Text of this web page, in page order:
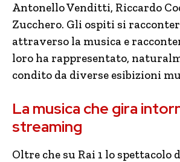
Antonello Venditti, Riccardo
Zucchero. Gli ospiti si
attraverso la musica e
loro ha rappresentato,
condito da diverse esibizioni
La musica che gira
streaming
Oltre che su Rai 1 lo spettacolo